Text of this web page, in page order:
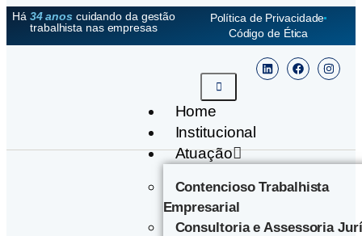
Há 34 anoscuidando da gestão
trabalhista nas empresas
Política de Privacidade
Código de Ética
Home
Institucional
Atuação
Contencioso Trabalhista
Empresarial
Consultoria e Assessoria